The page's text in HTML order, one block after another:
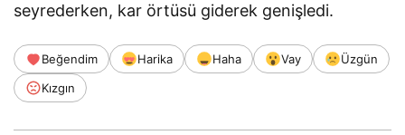
seyrederken, kar örtüsü giderek genişledi.
Beğendim Harika Haha Vay
Üzgün
Kızgın